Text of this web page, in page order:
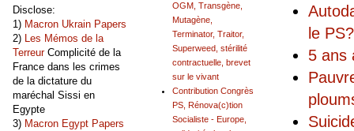
le PS?
5 ans
OGM, Transgène,
Mutagène,
Terminator, Traitor,
Superweed, stérilité
contractuelle, brevet
sur le vivant
Contribution Congrès
PS, Rénova(c)tion
Socialiste - Europe,
Disclose:
1) Macron Ukrain Papers
2) Les Mémos de la
TerreurComplicité de la
France dans les crimes
de la dictature du
maréchal Sissi en
Egypte
3) Macron Egypt Papers